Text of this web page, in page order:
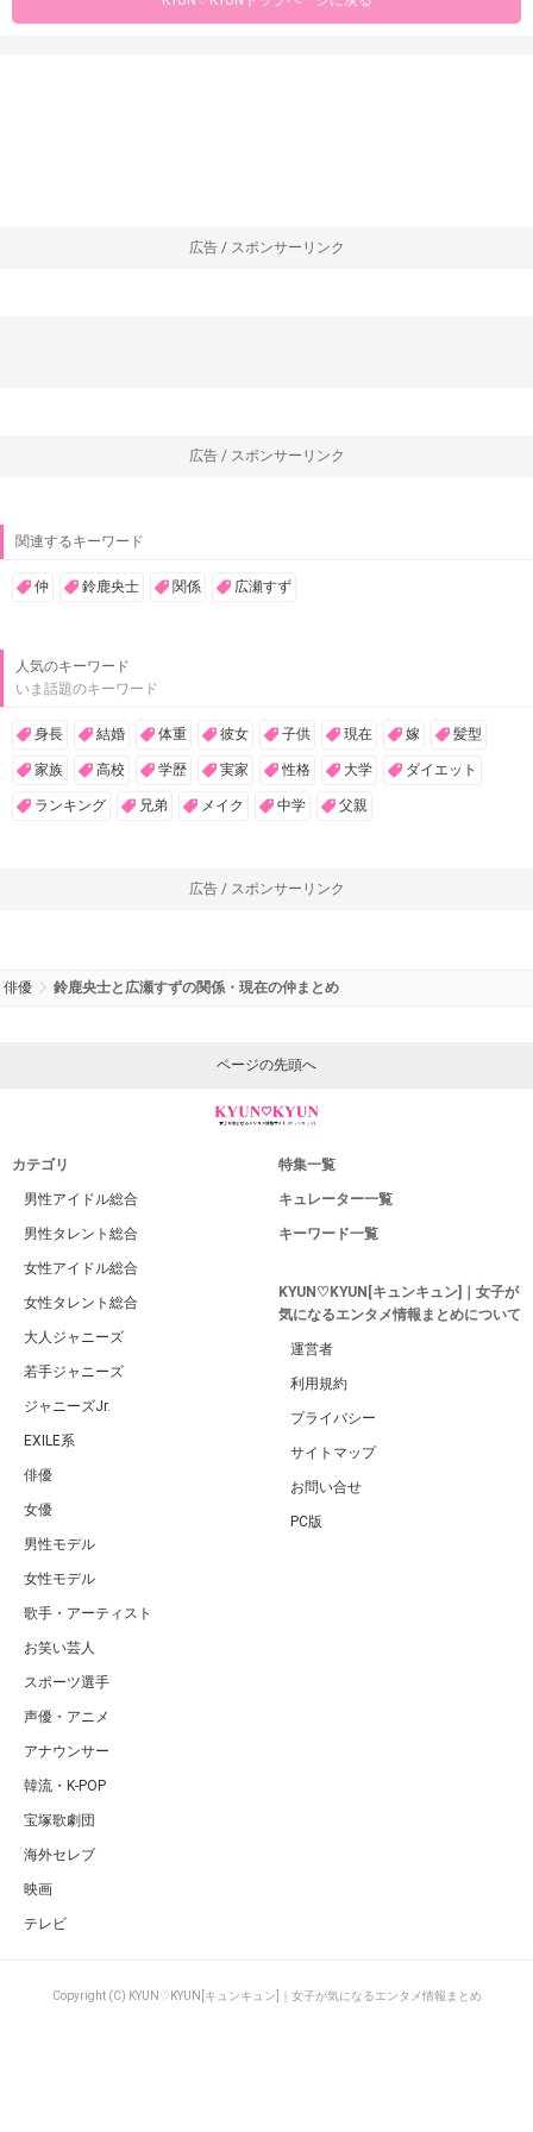
広告 / スポンサーリンク
広告 / スポンサーリンク
関連するキーワード
仲 鈴鹿央士 関係 広瀬すず
人気のキーワード
いま話題のキーワード
身長 結婚 体重 彼女 子供 現在 嫁 髪型
家族 高校 学歴 実家 性格 大学 ダイエット
ランキング 兄弟 メイク 中学 父親
広告 / スポンサーリンク
俳優 鈴鹿央士と広瀬すずの関係・現在の仲まとめ
ページの先頭へ
カテゴリ
男性アイドル総合
男性タレント総合
女性アイドル総合
女性タレント総合
大人ジャニーズ
若手ジャニーズ
ジャニーズJr.
EXILE系
俳優
女優
男性モデル
女性モデル
歌手・アーティスト
お笑い芸人
スポーツ選手
声優・アニメ
アナウンサー
韓流・K-POP
宝塚歌劇団
海外セレブ
映画
テレビ
特集一覧
キュレーター一覧
キーワード一覧
KYUN♡KYUN[キュンキュン]｜女子が
気になるエンタメ情報まとめについて
運営者
利用規約
プライバシー
サイトマップ
お問い合せ
PC版
Copyright (C) KYUN♡KYUN[キュンキュン]｜女子が気になるエンタメ情報まとめ